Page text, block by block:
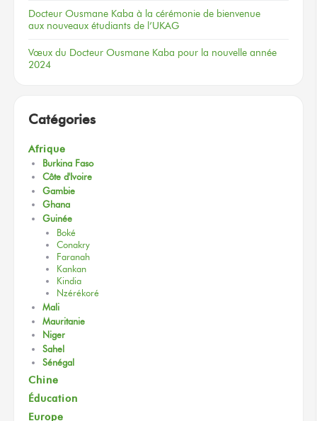
Docteur Ousmane Kaba à la cérémonie de bienvenue
aux nouveaux étudiants de l’UKAG
Vœux du Docteur Ousmane Kaba pour la nouvelle année
2024
Catégories
Afrique
Burkina Faso
Côte d'Ivoire
Gambie
Ghana
Guinée
Boké
Conakry
Faranah
Kankan
Kindia
Nzérékoré
Mali
Mauritanie
Niger
Sahel
Sénégal
Chine
Éducation
Europe